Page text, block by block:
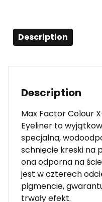
Description
Description
Max Factor Colour
Eyeliner to
specjalna,
schnięcie kreski na
ona odporna na
jest w czterech
pigmencie,
trwały efekt.